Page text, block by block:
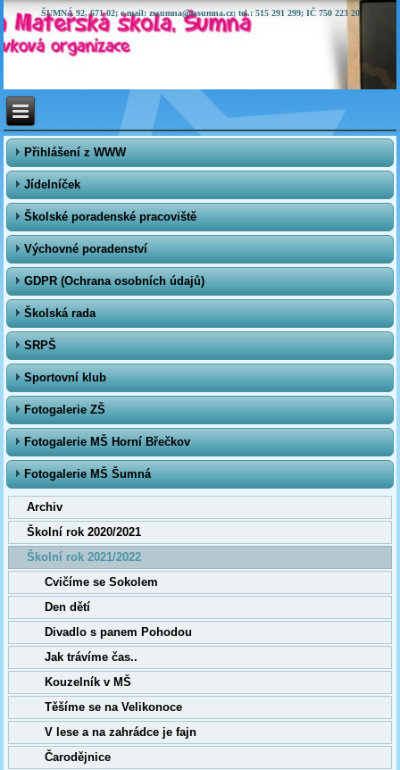
ŠUMNÁ 92, 671 02; e-mail: zssumna@zssumna.cz; tel.: 515 291 299; IČ 750 223 20
Přihlášení z WWW
Jídelníček
Školské poradenské pracoviště
Výchovné poradenství
GDPR (Ochrana osobních údajů)
Školská rada
SRPŠ
Sportovní klub
Fotogalerie ZŠ
Fotogalerie MŠ Horní Břečkov
Fotogalerie MŠ Šumná
Archiv
Školní rok 2020/2021
Školní rok 2021/2022
Cvičíme se Sokolem
Den dětí
Divadlo s panem Pohodou
Jak trávíme čas..
Kouzelník v MŠ
Těšíme se na Velikonoce
V lese a na zahrádce je fajn
Čarodějnice